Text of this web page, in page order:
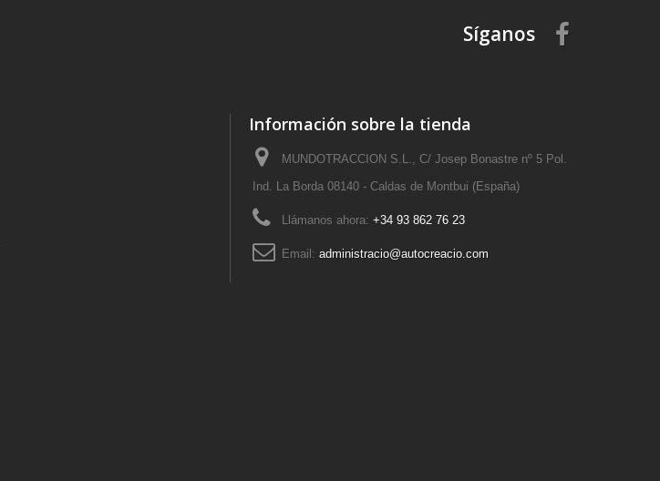
Síganos
Información sobre la tienda
MUNDOTRACCION S.L., C/ Josep Bonastre nº 5 Pol.
Ind. La Borda 08140 - Caldas de Montbui (España)
Llámanos ahora: +34 93 862 76 23
Email: administracio@autocreacio.com